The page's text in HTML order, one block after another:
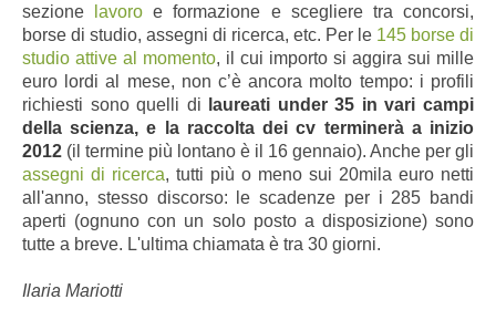
sezione
lavoro e formazione e scegliere tra concorsi,
borse di studio, assegni di ricerca, etc. Per le 145 borse di
studio attive al momento, il cui importo si aggira sui mille
euro lordi al mese, non c’è ancora molto tempo: i profili
richiesti sono quelli di
laureati under 35 in vari campi
della scienza, e la raccolta dei cv terminerà a inizio
2012 (il termine più lontano è il 16 gennaio). Anche per gli
assegni di ricerca, tutti più o meno sui 20mila euro netti
all'anno, stesso discorso: le scadenze per i 285 bandi
aperti (ognuno con un solo posto a disposizione) sono
tutte a breve. L'ultima chiamata è tra 30 giorni.
Ilaria Mariotti